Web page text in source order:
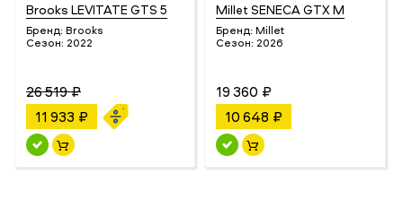
Brooks LEVITATE GTS 5
Бренд: Brooks
Сезон: 2022
26 519 ₽
11 933 ₽
Millet SENECA GTX M
Бренд: Millet
Сезон: 2026
19 360 ₽
10 648 ₽